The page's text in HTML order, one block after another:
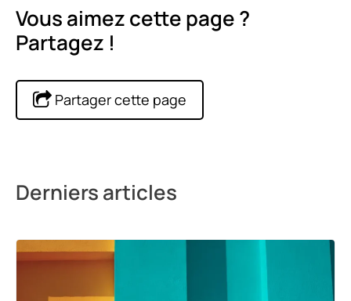
Vous aimez cette page ?
Partagez !
Partager cette page
Derniers articles